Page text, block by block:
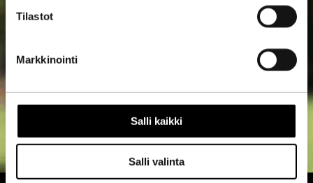
Tilastot
Markkinointi
Salli kaikki
Salli valinta